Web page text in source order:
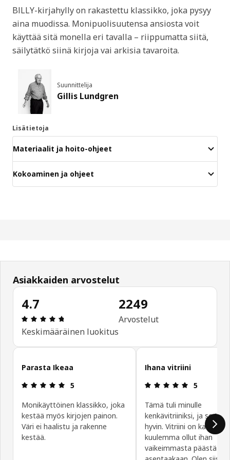
BILLY-kirjahylly on rakastettu klassikko, joka pysyy
aina muodissa. Monipuolisuutensa ansiosta voit
käyttää sitä monella eri tavalla – riippumatta siitä,
säilytätkö siinä kirjoja vai arkisia tavaroita.
Suunnittelija
Gillis Lundgren
Lisätietoja
Materiaalit ja hoito-ohjeet
Kokoaminen ja ohjeet
Asiakkaiden arvostelut
4.7
: 4.7 / 5 tähteä. Arvostelut yhteensä: 2249
Keskimääräinen luokitus
2249
Arvostelut
Ohita asiakasarvostelut
Parasta Ikeaa
: 5 / 5 tähteä.
5
Monikäyttöinen klassikko, joka
kestää myös kirjojen painon.
Väri ei haalistu ja rakenne
kestää.
Ihana vitriini
: 5 / 5
5
Tämä tuli minulle
kenkävitriiniksi, ja se
hyvin. Vitriini on kaunis,
kuulemma ollut ihan
vaikeimmasta päästä